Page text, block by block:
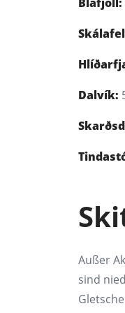
Dalvík:
Außer
sind